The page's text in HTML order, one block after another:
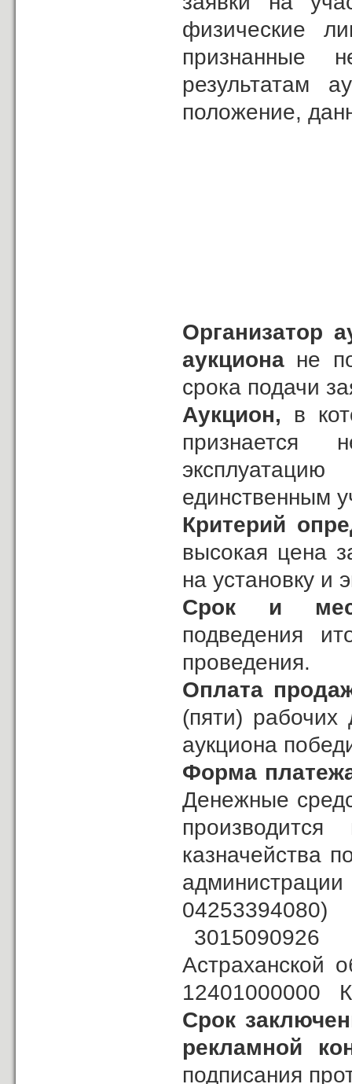
физические
признанные
результатам
положение,
Организатор
аукциона не
срока подачи
Аукцион, в
признается
единственным
Критерий
высокая цена
на установку и
Срок и
подведения
проведения.
Оплата
(пяти) рабочих
аукциона
Форма
Денежные
производится
казначейства
3015090926
Астраханской
12401000000
Срок
рекламной
подписания